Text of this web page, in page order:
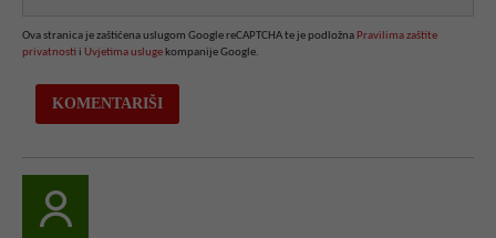
Ova stranica je zaštićena uslugom Google reCAPTCHA te je podložna Pravilima zaštite
privatnosti i Uvjetima usluge kompanije Google.